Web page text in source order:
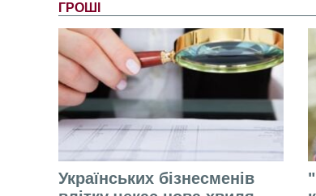
ГРОШІ
Українських бізнесменів